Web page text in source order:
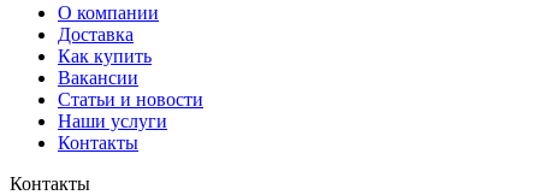
О компании
Доставка
Как купить
Вакансии
Статьи и новости
Наши услуги
Контакты
Контакты